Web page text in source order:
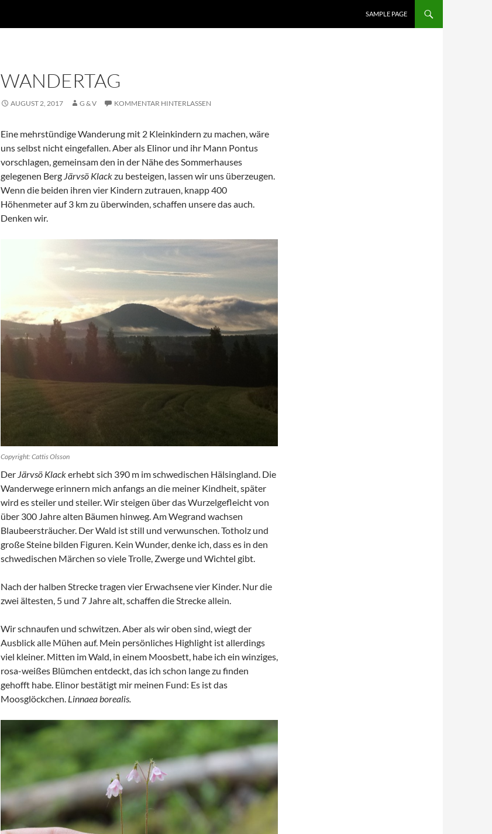
SAMPLE PAGE
WANDERTAG
AUGUST 2, 2017 G & V KOMMENTAR HINTERLASSEN
Eine mehrstündige Wanderung mit 2 Kleinkindern zu machen, wäre
uns selbst nicht eingefallen. Aber als Elinor und ihr Mann Pontus
vorschlagen, gemeinsam den in der Nähe des Sommerhauses
gelegenen Berg Järvsö Klackzu besteigen, lassen wir uns überzeugen.
Wenn die beiden ihren vier Kindern zutrauen, knapp 400
Höhenmeter auf 3 km zu überwinden, schaffen unsere das auch.
Denken wir.
Copyright: Cattis Olsson
Der Järvsö Klackerhebt sich 390 m im schwedischen Hälsingland. Die
Wanderwege erinnern mich anfangs an die meiner Kindheit, später
wird es steiler und steiler. Wir steigen über das Wurzelgefleicht von
über 300 Jahre alten Bäumen hinweg. Am Wegrand wachsen
Blaubeersträucher. Der Wald ist still und verwunschen. Totholz und
große Steine bilden Figuren. Kein Wunder, denke ich, dass es in den
schwedischen Märchen so viele Trolle, Zwerge und Wichtel gibt.
Nach der halben Strecke tragen vier Erwachsene vier Kinder. Nur die
zwei ältesten, 5 und 7 Jahre alt, schaffen die Strecke allein.
Wir schnaufen und schwitzen. Aber als wir oben sind, wiegt der
Ausblick alle Mühen auf. Mein persönliches Highlight ist allerdings
viel kleiner. Mitten im Wald, in einem Moosbett, habe ich ein winziges,
rosa-weißes Blümchen entdeckt, das ich schon lange zu finden
gehofft habe. Elinor bestätigt mir meinen Fund: Es ist das
Moosglöckchen. Linnaea borealis.